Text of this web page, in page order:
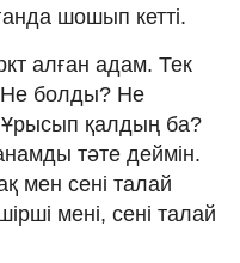
шошып кетті.
алған адам. Тек
болды? Не
Ұрысып қалдың ба?
тәте деймін.
мен сені талай
мені, сені талай